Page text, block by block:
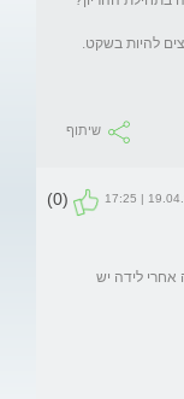
שיתוף
19.04.26 |
(0)
אחרי לידה יש